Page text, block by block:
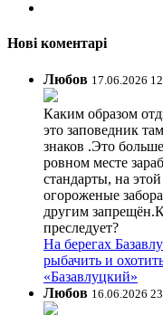
Нові коментарі
Любов 17.06.2026
Каким образом
это заповедник
знаков .Это
ровном месте
стандарты, на
огороженые
другим
преследует?
На берегах
рыбачить и
«Базавлуцкий»
Любов 16.06.2026